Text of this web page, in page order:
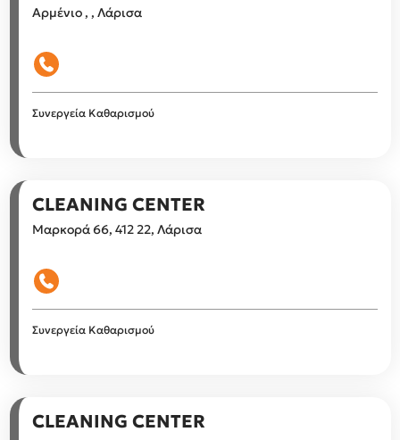
Αρμένιο , , Λάρισα
Συνεργεία Καθαρισμού
CLEANING CENTER
Μαρκορά 66, 412 22, Λάρισα
Συνεργεία Καθαρισμού
CLEANING CENTER